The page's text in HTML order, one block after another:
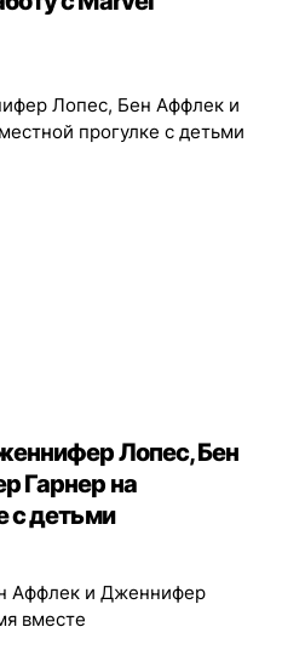
Лопес, Бен
Гарнер на
с детьми